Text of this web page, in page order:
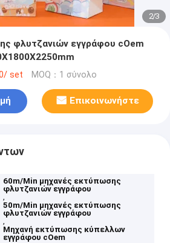
2/3
φλυτζανιών εγγράφου cOem
set MOQ：1 σύνολο
Επικοινωνήστε
60m/Min μηχανές εκτύπωσης
φλυτζανιών εγγράφου
,
50m/Min μηχανές εκτύπωσης
φλυτζανιών εγγράφου
,
Μηχανή εκτύπωσης κύπελλων
εγγράφου cOem